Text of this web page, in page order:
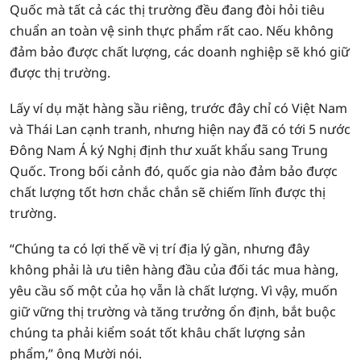
Quốc mà tất cả các thị trường đều đang đòi hỏi tiêu
chuẩn an toàn vệ sinh thực phẩm rất cao. Nếu không
đảm bảo được chất lượng, các doanh nghiệp sẽ khó giữ
được thị trường.
Lấy ví dụ mặt hàng sầu riêng, trước đây chỉ có Việt Nam
và Thái Lan cạnh tranh, nhưng hiện nay đã có tới 5 nước
Đông Nam Á ký Nghị định thư xuất khẩu sang Trung
Quốc. Trong bối cảnh đó, quốc gia nào đảm bảo được
chất lượng tốt hơn chắc chắn sẽ chiếm lĩnh được thị
trường.
“Chúng ta có lợi thế về vị trí địa lý gần, nhưng đây
không phải là ưu tiên hàng đầu của đối tác mua hàng,
yêu cầu số một của họ vẫn là chất lượng. Vì vậy, muốn
giữ vững thị trường và tăng trưởng ổn định, bắt buộc
chúng ta phải kiểm soát tốt khâu chất lượng sản
phẩm,” ông Mười nói.